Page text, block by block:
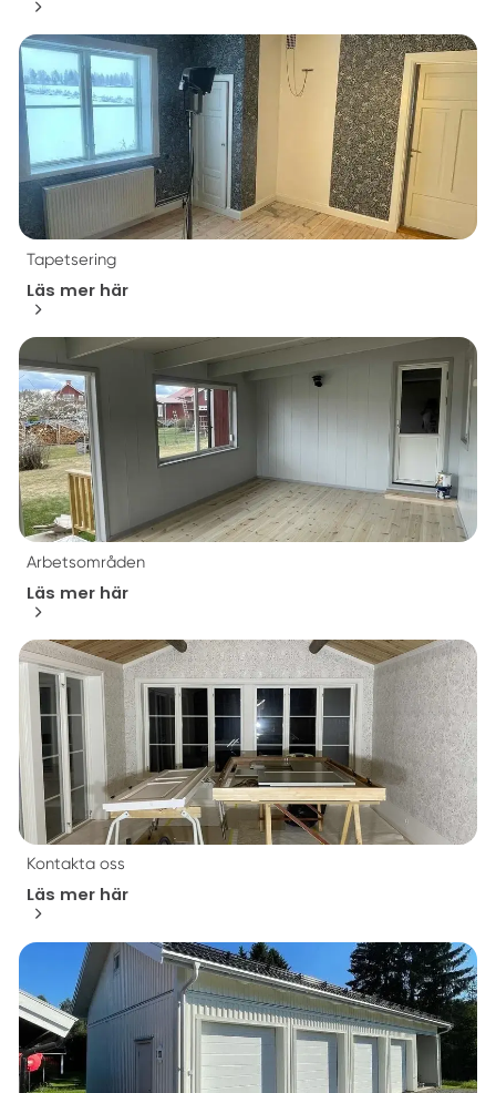
Tapetsering
Läs mer här
Arbetsområden
Läs mer här
Kontakta oss
Läs mer här